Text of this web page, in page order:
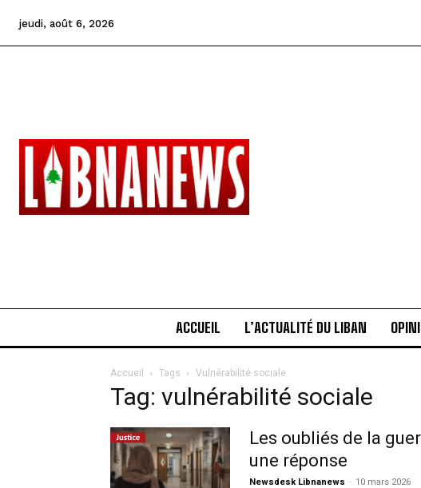
jeudi, août 6, 2026
ACCUEIL L’ACTUALITÉ DU LIBAN
Accueil Tags Vulnérabilité sociale
Tag: vulnérabilité sociale
Les oubliés de la
une réponse
Newsdesk Libnanews - 10 mars 2026